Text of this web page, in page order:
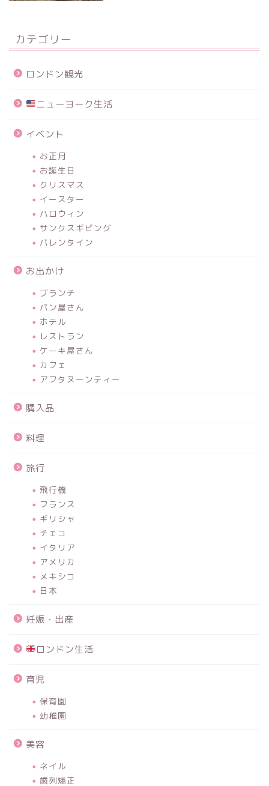
カテゴリー
ロンドン観光
ニューヨーク生活
イベント
お正月
お誕生日
クリスマス
イースター
ハロウィン
サンクスギビング
バレンタイン
お出かけ
ブランチ
パン屋さん
ホテル
レストラン
ケーキ屋さん
カフェ
アフタヌーンティー
購入品
料理
旅行
飛行機
フランス
ギリシャ
チェコ
イタリア
アメリカ
メキシコ
日本
妊娠・出産
ロンドン生活
育児
保育園
幼稚園
美容
ネイル
歯列矯正